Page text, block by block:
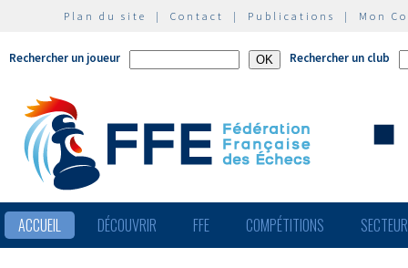
Plan du site | Contact | Publications | Mon
Rechercher un joueur Rechercher un club
ACCUEIL DÉCOUVRIR FFE COMPÉTITIONS